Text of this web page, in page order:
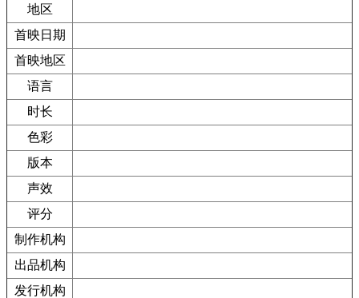
地区
首映日期
首映地区
语言
时长
色彩
版本
声效
评分
制作机构
出品机构
发行机构